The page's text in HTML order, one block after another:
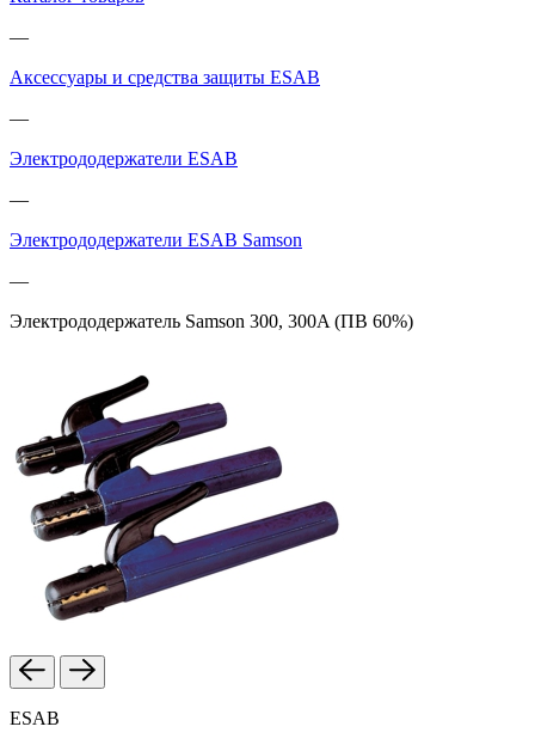
—
Аксессуары и средства защиты ESAB
—
Электрододержатели ESAB
—
Электрододержатели ESAB Samson
—
Электрододержатель Samson 300, 300A (ПВ 60%)
ESAB